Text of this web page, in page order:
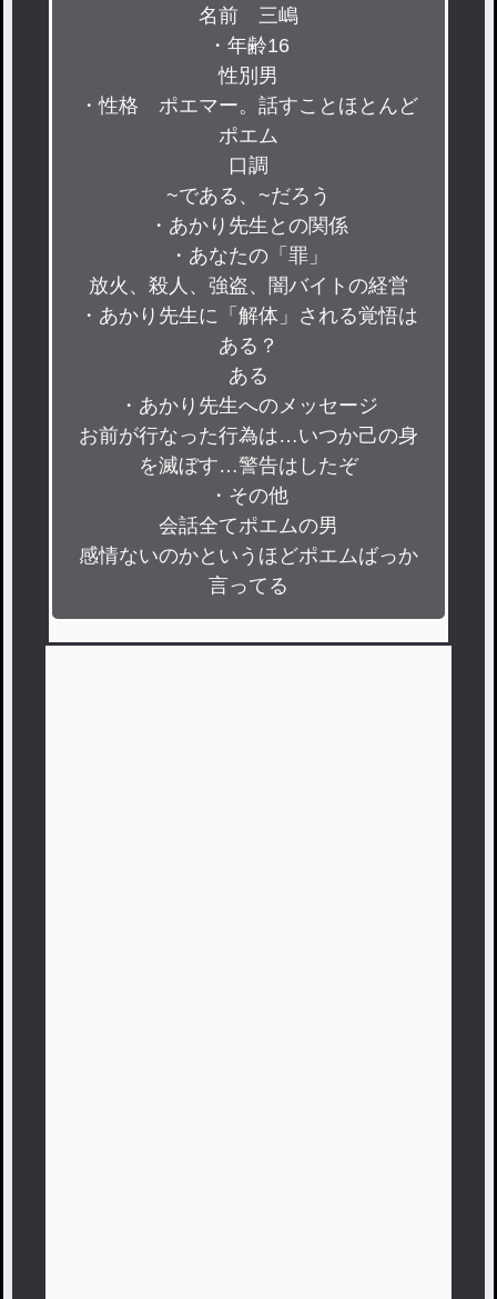
名前　三嶋
・年齢16
性別男
・性格　ポエマー。話すことほとんど
ポエム
口調
~である、~だろう
・あかり先生との関係
・あなたの「罪」
放火、殺人、強盗、闇バイトの経営
・あかり先生に「解体」される覚悟は
ある？
ある
・あかり先生へのメッセージ
お前が行なった行為は…いつか己の身
を滅ぼす…警告はしたぞ
・その他
会話全てポエムの男
感情ないのかというほどポエムばっか
言ってる